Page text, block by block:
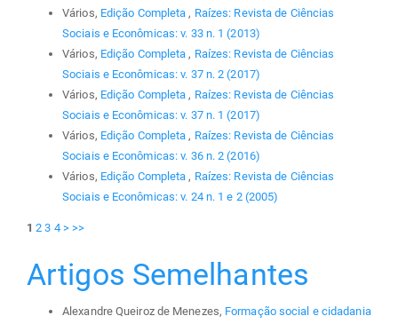
Vários, Edição Completa, Raízes: Revista de Ciências
Sociais e Econômicas: v. 33 n. 1 (2013)
Vários, Edição Completa, Raízes: Revista de Ciências
Sociais e Econômicas: v. 37 n. 2 (2017)
Vários, Edição Completa, Raízes: Revista de Ciências
Sociais e Econômicas: v. 37 n. 1 (2017)
Vários, Edição Completa, Raízes: Revista de Ciências
Sociais e Econômicas: v. 36 n. 2 (2016)
Vários, Edição Completa, Raízes: Revista de Ciências
Sociais e Econômicas: v. 24 n. 1 e 2 (2005)
1 2 3 4 > >>
Artigos Semelhantes
Alexandre Queiroz de Menezes, Formação social e cidadania